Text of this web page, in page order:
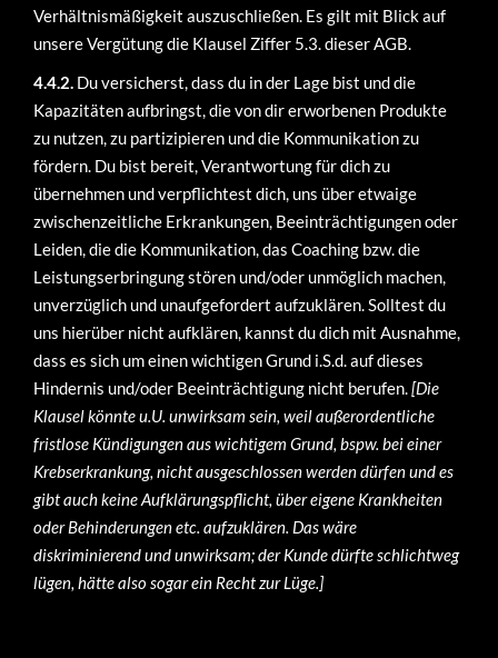
Verhältnismäßigkeit auszuschließen. Es gilt mit Blick auf
unsere Vergütung die Klausel Ziffer 5.3. dieser AGB.
4.4.2. Du versicherst, dass du in der Lage bist und die
Kapazitäten aufbringst, die von dir erworbenen Produkte
zu nutzen, zu partizipieren und die Kommunikation zu
fördern. Du bist bereit, Verantwortung für dich zu
übernehmen und verpflichtest dich, uns über etwaige
zwischenzeitliche Erkrankungen, Beeinträchtigungen oder
Leiden, die die Kommunikation, das Coaching bzw. die
Leistungserbringung stören und/oder unmöglich machen,
unverzüglich und unaufgefordert aufzuklären. Solltest du
uns hierüber nicht aufklären, kannst du dich mit Ausnahme,
dass es sich um einen wichtigen Grund i.S.d. auf dieses
Hindernis und/oder Beeinträchtigung nicht berufen.[Die
Klausel könnte u.U. unwirksam sein, weil außerordentliche
fristlose Kündigungen aus wichtigem Grund, bspw. bei einer
Krebserkrankung, nicht ausgeschlossen werden dürfen und es
gibt auch keine Aufklärungspflicht, über eigene Krankheiten
oder Behinderungen etc. aufzuklären. Das wäre
diskriminierend und unwirksam; der Kunde dürfte schlichtweg
lügen, hätte also sogar ein Recht zur Lüge.]